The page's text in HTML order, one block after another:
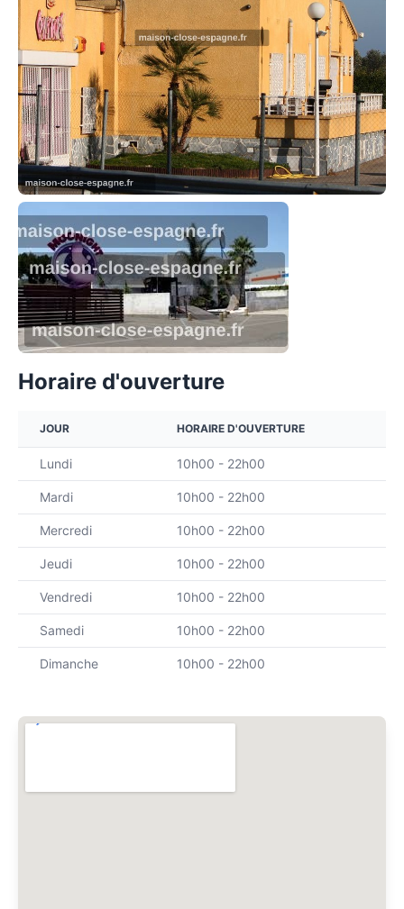
Horaire d'ouverture
JOUR HORAIRE D'OUVERTURE
Lundi 10h00 - 22h00
Mardi 10h00 - 22h00
Mercredi 10h00 - 22h00
Jeudi 10h00 - 22h00
Vendredi 10h00 - 22h00
Samedi 10h00 - 22h00
Dimanche 10h00 - 22h00